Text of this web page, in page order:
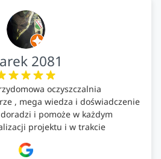
2081
oczyszczalnia
, mega wiedza i doświadczenie
i pomoże w każdym
projektu i w trakcie
trzymać!